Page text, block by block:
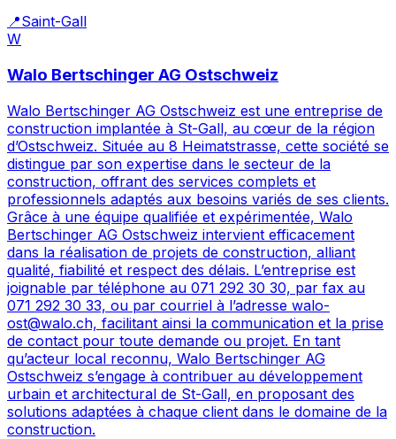
📍Saint-Gall
W
Walo Bertschinger AG Ostschweiz
Walo Bertschinger AG Ostschweiz est une entreprise de
construction implantée à St-Gall, au cœur de la région
d’Ostschweiz. Située au 8 Heimatstrasse, cette société se
distingue par son expertise dans le secteur de la
construction, offrant des services complets et
professionnels adaptés aux besoins variés de ses clients.
Grâce à une équipe qualifiée et expérimentée, Walo
Bertschinger AG Ostschweiz intervient efficacement
dans la réalisation de projets de construction, alliant
qualité, fiabilité et respect des délais. L’entreprise est
joignable par téléphone au 071 292 30 30, par fax au
071 292 30 33, ou par courriel à l’adresse walo-
ost@walo.ch, facilitant ainsi la communication et la prise
de contact pour toute demande ou projet. En tant
qu’acteur local reconnu, Walo Bertschinger AG
Ostschweiz s’engage à contribuer au développement
urbain et architectural de St-Gall, en proposant des
solutions adaptées à chaque client dans le domaine de la
construction.